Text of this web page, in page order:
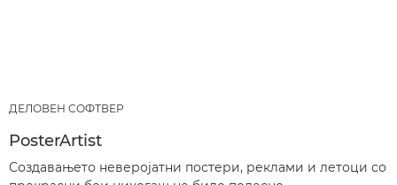
ДЕЛОВЕН СОФТВЕР
PosterArtist
Создавањето неверојатни постери, реклами и летоци со